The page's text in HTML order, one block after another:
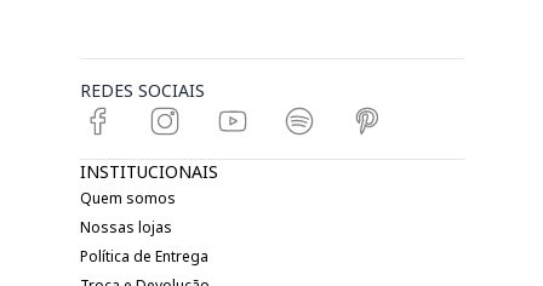
REDES SOCIAIS
INSTITUCIONAIS
Quem somos
Nossas lojas
Política de Entrega